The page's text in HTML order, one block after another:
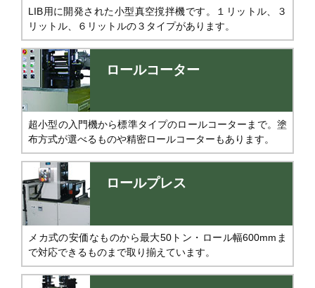
LIB用に開発された小型真空撹拌機です。１リットル、３
リットル、６リットルの３タイプがあります。
ロールコーター
超小型の入門機から標準タイプのロールコーターまで。塗
布方式が選べるものや精密ロールコーターもあります。
ロールプレス
メカ式の安価なものから最大50トン・ロール幅600mmま
で対応できるものまで取り揃えています。